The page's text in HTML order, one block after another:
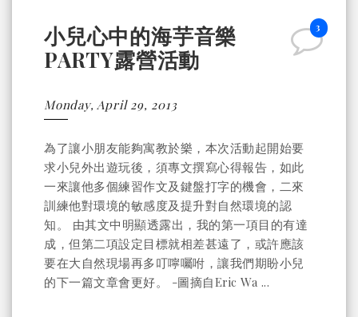
3
小兒心中的海芋音樂
PARTY露營活動
Monday, April 29, 2013
為了讓小朋友能夠寓教於樂，本次活動起開始要
求小兒外出遊玩後，須專文撰寫心得報告，如此
一來讓他多個練習作文及鍵盤打字的機會，二來
訓練他對環境的敏感度及提升對自然環境的認
知。 由其文中明顯透露出，我的第一項目的有達
成，但第二項設定目標就相差甚遠了，或許應該
要在大自然現場再多叮嚀囑咐，讓我們期盼小兒
的下一篇文章會更好。 -圖摘自Eric Wa ...